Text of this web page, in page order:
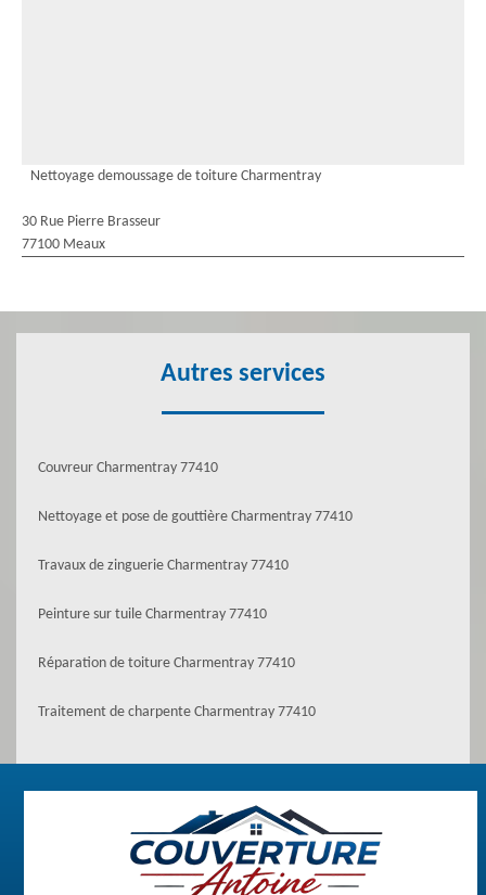
Nettoyage demoussage de toiture Charmentray
30 Rue Pierre Brasseur
77100 Meaux
Autres services
Couvreur Charmentray 77410
Nettoyage et pose de gouttière Charmentray 77410
Travaux de zinguerie Charmentray 77410
Peinture sur tuile Charmentray 77410
Réparation de toiture Charmentray 77410
Traitement de charpente Charmentray 77410